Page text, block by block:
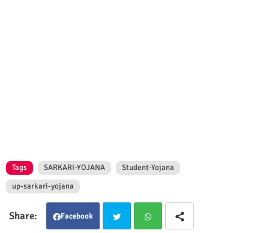
Tags SARKARI-YOJANA
Student-Yojana
up-sarkari-yojana
Facebook